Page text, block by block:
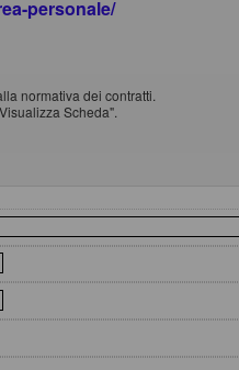
personale/
normativa dei contratti.
Scheda".